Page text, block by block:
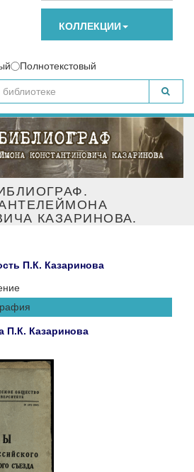
КОЛЛЕКЦИИ
Полнотекстовый
КАЗАРИНОВА.
П.К. Казаринова
П.К. Казаринова